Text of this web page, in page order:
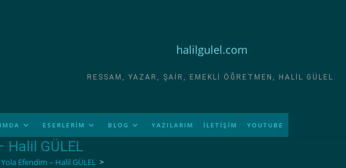
halilgulel.com
RESSAM, YAZAR, ŞAIR, EMEKLI ÖĞRETMEN, HALIL GÜLEL.
ESERLERİM BLOG YAZILARIM İLETİŞİM YOUTUBE
Halil GÜLEL
Efendim – Halil GÜLEL >